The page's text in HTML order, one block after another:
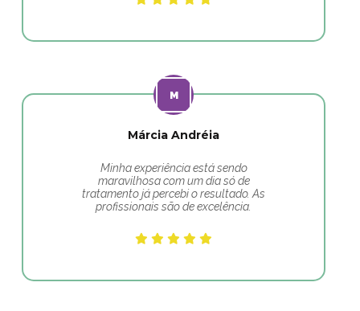
Márcia Andréia
Minha experiência está sendo
maravilhosa com um dia só de
tratamento já percebi o resultado. As
profissionais são de excelência.